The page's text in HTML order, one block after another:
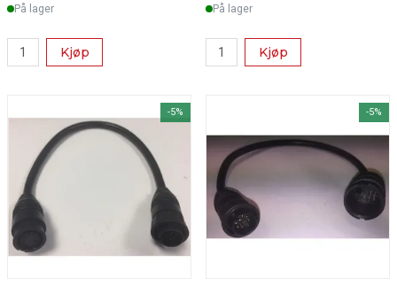
På lager
Kjøp
På lager
Kjøp
-5% -5%